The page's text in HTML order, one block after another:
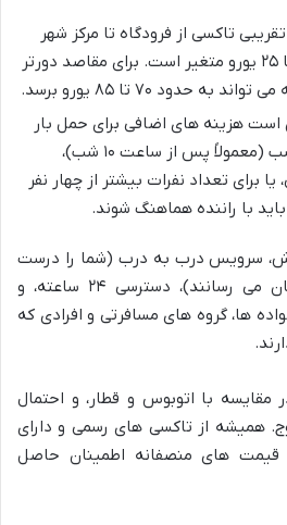
تاکسی از فرودگاه تا مرکز شهر
مالاگا معمولاً بین ۲۰ تا ۲۵ یورو متغیر است. برای مقاصد دورتر
به حدود ۷۰ تا ۸۵ یورو برسد.
هزینه های اضافی برای حمل بار
زیاد، سفر در ساعات شب (معمولاً پس از ساعت ۱۰ شب)،
برای تعداد نفرات بیشتر از چهار نفر
با راننده هماهنگ شوند.
سرویس درب به درب (شما را درست
تا درب هتل یا اقامتگاهتان می رسانند)، دسترسی ۲۴ ساعته، و
ها، گروه های مسافرتی و افرادی که
مقایسه با اتوبوس و قطار، و احتمال
همیشه از تاکسی های رسمی و دارای
قیمت های منصفانه اطمینان حاصل